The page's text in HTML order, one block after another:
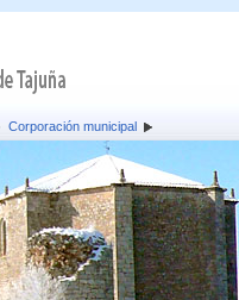
Corporación municipal